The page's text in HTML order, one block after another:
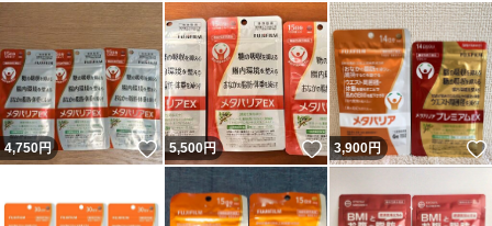
4,750円 いいね！
5,500円 いいね！
3,900円